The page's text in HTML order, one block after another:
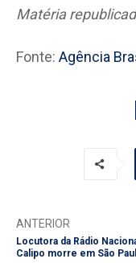
Matéria
Fonte: Agência
ANTERIOR
Locutora da Rádio
Calipo morre em São